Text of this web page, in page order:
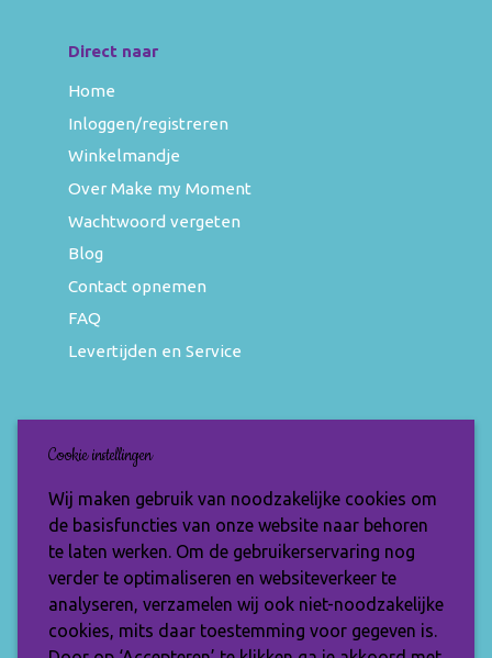
Direct naar
Home
Inloggen/registreren
Winkelmandje
Over Make my Moment
Wachtwoord vergeten
Blog
Contact opnemen
FAQ
Levertijden en Service
Nieuwsbrief
Wil jij op de hoogte blijven van de nieuwste
items en speciale aanbiedingen? Vul je e-
mailadres dan in en ontvang de Make My
Moment nieuwsbrief.
Cookie instellingen
Wij maken gebruik van noodzakelijke cookies om
de basisfuncties van onze website naar behoren
te laten werken. Om de gebruikerservaring nog
verder te optimaliseren en websiteverkeer te
analyseren, verzamelen wij ook niet-noodzakelijke
cookies, mits daar toestemming voor gegeven is.